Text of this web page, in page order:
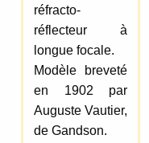
réfracto-
réflecteur à
longue focale.
Modèle breveté
en 1902 par
Auguste Vautier,
de Gandson.